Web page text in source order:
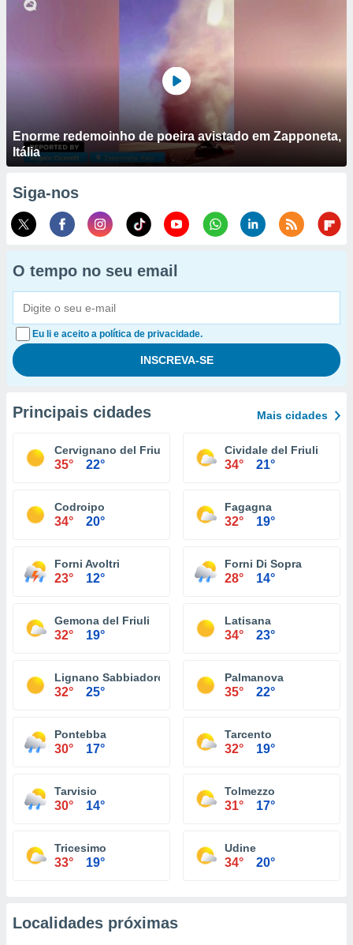
Enorme redemoinho de poeira avistado em Zapponeta,
Itália
Siga-nos
O tempo no seu email
Eu li e aceito a política de privacidade.
Principais cidades Mais cidades
Cervignano del Friuli
35° 22°
Cividale del Friuli
34° 21°
Codroipo
34° 20°
Fagagna
32° 19°
Forni Avoltri
23° 12°
Forni Di Sopra
28° 14°
Gemona del Friuli
32° 19°
Latisana
34° 23°
Lignano Sabbiadoro
32° 25°
Palmanova
35° 22°
Pontebba
30° 17°
Tarcento
32° 19°
Tarvisio
30° 14°
Tolmezzo
31° 17°
Tricesimo
33° 19°
Udine
34° 20°
Localidades próximas